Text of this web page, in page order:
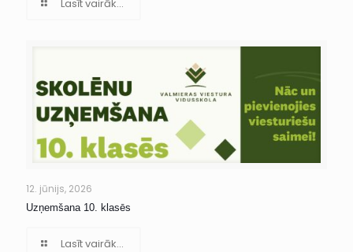
Lasīt vairāk...
12. jūnijs, 2026
Uzņemšana 10. klasēs
Lasīt vairāk...